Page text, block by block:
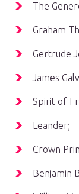
The
Graham
Gertrude
James
Spirit of
Leander;
Crown
Benjamin